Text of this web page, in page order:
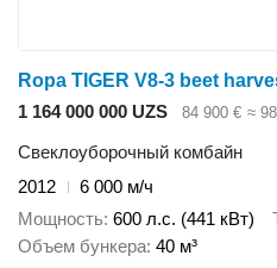
Ropa TIGER V8-3 beet
1 164 000 000 UZS
84 900 € ≈
Свеклоуборочный комбайн
2012
6 000 м/ч
Мощность 600 л.с. (441 кВт)
Объем бункера 40 м³